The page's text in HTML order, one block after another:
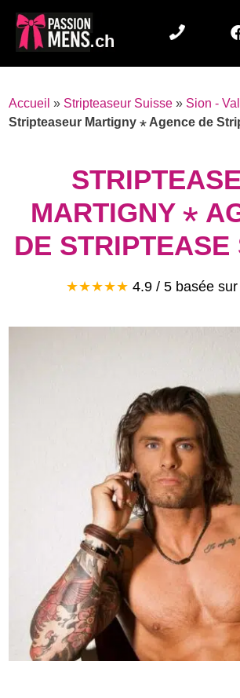
Accueil » Stripteaseur Suisse » Sion -
Stripteaseur Martigny ⋆ Agence de
MARTIGNY ⋆
DE STRIPTEASE
★★★★★ 4.9 / 5 basée sur